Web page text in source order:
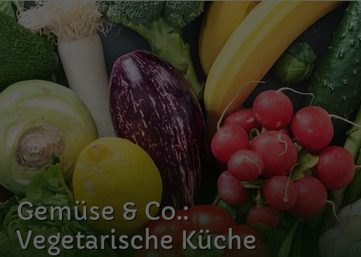
Gemüse & Co.:
Vegetarische Küche